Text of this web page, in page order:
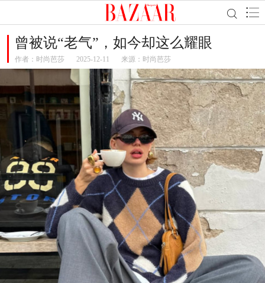
曾被说“老气”，如今却这么耀眼
作者： 时尚芭莎 2025-12-11 来源：时尚芭莎